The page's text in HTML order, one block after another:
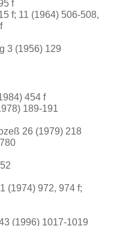
f
f; 11 (1964) 506-508,
3 (1956) 129
454 f
189-191
26 (1979) 218
(1974) 972, 974 f;
(1996) 1017-1019